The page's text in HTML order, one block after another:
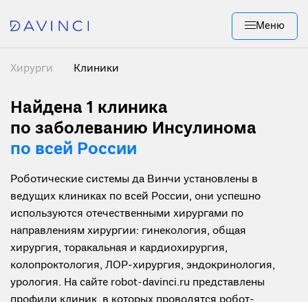
Меню
Хирурги Клиники
Найдена 1 клиника
по заболеванию Инсулинома
по всей России
Роботические системы да Винчи установлены в
ведущих клиниках по всей России, они успешно
используются отечественными хирургами по
направлениям хирургии: гинекология, общая
хирургия, торакальная и кардиохирургия,
колопроктология, ЛОР-хирургия, эндокринология,
урология. На сайте robot-davinci.ru представлены